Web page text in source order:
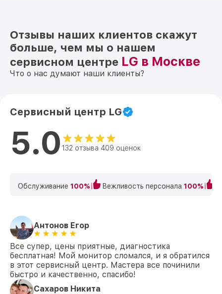
Отзывы наших клиентов скажут
больше, чем мы о нашем
сервисном центре LG в Москве
Что о нас думают наши клиенты?
Сервисный центр LG
5.0 132 отзыва 409 оценок
Обслуживание 100% Вежливость персонала 100%
Антонов Егор
Все супер, цены приятные, диагностика
бесплатная! Мой монитор сломался, и я обратился
в этот сервисный центр. Мастера все починили
быстро и качественно, спасибо!
Сахаров Никита